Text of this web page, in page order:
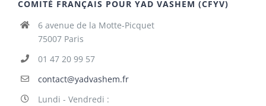
COMITÉ FRANÇAIS POUR YAD VASHEM (CFYV)
6 avenue de la Motte-Picquet
75007 Paris
01 47 20 99 57
contact@yadvashem.fr
Lundi - Vendredi :